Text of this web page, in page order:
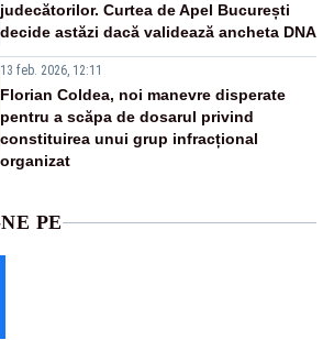
judecătorilor. Curtea de Apel București
decide astăzi dacă validează ancheta DNA
13 feb. 2026, 12:11
Florian Coldea, noi manevre disperate
pentru a scăpa de dosarul privind
constituirea unui grup infracțional
organizat
PE